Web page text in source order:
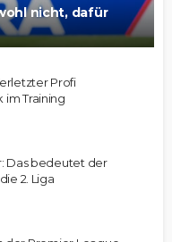
nicht, dafür
Profi
im Training
Das bedeutet der
2. Liga